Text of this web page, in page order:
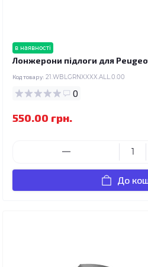
в наявності
Лонжерони підлоги для
Код товару: 21.WBLGRNXXXX.ALL.0.00
0
550.00 грн.
До